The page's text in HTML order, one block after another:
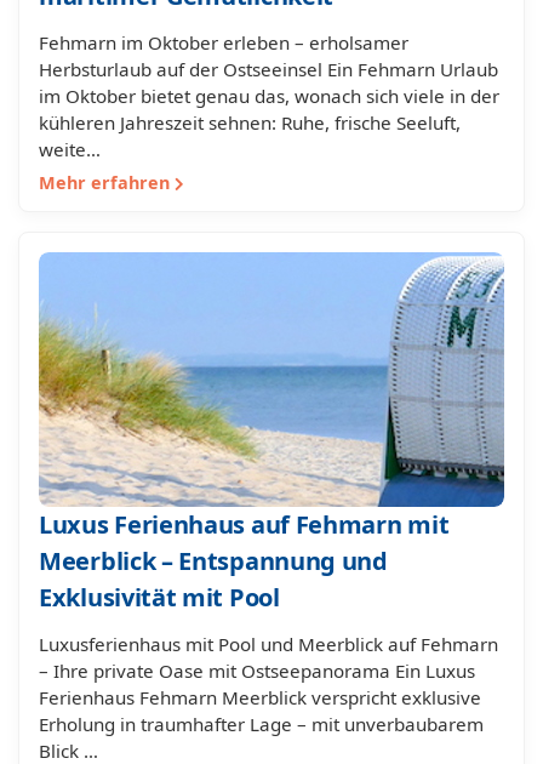
Fehmarn im Oktober erleben – erholsamer
Herbsturlaub auf der Ostseeinsel Ein Fehmarn Urlaub
im Oktober bietet genau das, wonach sich viele in der
kühleren Jahreszeit sehnen: Ruhe, frische Seeluft,
weite…
Mehr erfahren
Luxus Ferienhaus auf Fehmarn mit
Meerblick – Entspannung und
Exklusivität mit Pool
Luxusferienhaus mit Pool und Meerblick auf Fehmarn
– Ihre private Oase mit Ostseepanorama Ein Luxus
Ferienhaus Fehmarn Meerblick verspricht exklusive
Erholung in traumhafter Lage – mit unverbaubarem
Blick …